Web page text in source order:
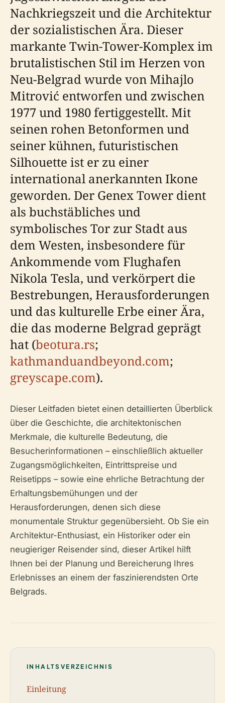
Nachkriegszeit und die Architektur
der sozialistischen Ära. Dieser
markante Twin-Tower-Komplex im
brutalistischen Stil im Herzen von
Neu-Belgrad wurde von Mihajlo
Mitrović entworfen und zwischen
1977 und 1980 fertiggestellt. Mit
seinen rohen Betonformen und
seiner kühnen, futuristischen
Silhouette ist er zu einer
international anerkannten Ikone
geworden. Der Genex Tower dient
als buchstäbliches und
symbolisches Tor zur Stadt aus
dem Westen, insbesondere für
Ankommende vom Flughafen
Nikola Tesla, und verkörpert die
Bestrebungen, Herausforderungen
und das kulturelle Erbe einer Ära,
die das moderne Belgrad geprägt
hat (beotura.rs;
kathmanduandbeyond.com;
greyscape.com).
Dieser Leitfaden bietet einen detaillierten Überblick
über die Geschichte, die architektonischen
Merkmale, die kulturelle Bedeutung, die
Besucherinformationen – einschließlich aktueller
Zugangsmöglichkeiten, Eintrittspreise und
Reisetipps – sowie eine ehrliche Betrachtung der
Erhaltungsbemühungen und der
Herausforderungen, denen sich diese
monumentale Struktur gegenübersieht. Ob Sie ein
Architektur-Enthusiast, ein Historiker oder ein
neugieriger Reisender sind, dieser Artikel hilft
Ihnen bei der Planung und Bereicherung Ihres
Erlebnisses an einem der faszinierendsten Orte
Belgrads.
INHALTSVERZEICHNIS
Einleitung